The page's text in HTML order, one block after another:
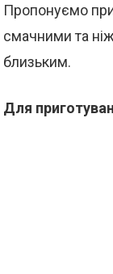
Пропонуємо
смачними та
близьким.
Для